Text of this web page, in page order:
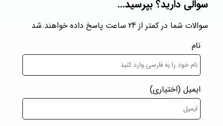
سوالی دارید؟ بپرسید...
سوالات شما در کمتر از 24 ساعت پاسخ داده خواهند شد
نام
ایمیل (اختیاری)